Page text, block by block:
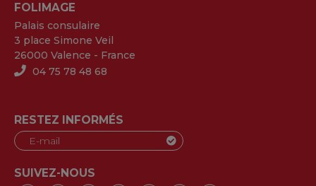
FOLIMAGE
Palais consulaire
3 place Simone Veil
26000 Valence - France
04 75 78 48 68
RESTEZ INFORMÉS
SUIVEZ-NOUS